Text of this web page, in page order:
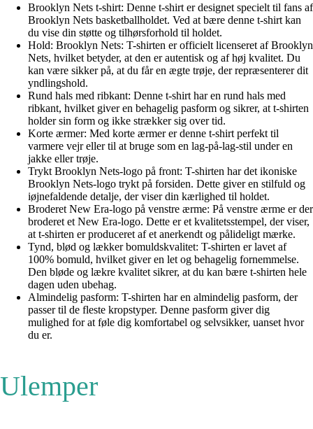
Brooklyn Nets t-shirt: Denne t-shirt er designet specielt til fans af
Brooklyn Nets basketballholdet. Ved at bære denne t-shirt kan
du vise din støtte og tilhørsforhold til holdet.
Hold: Brooklyn Nets: T-shirten er officielt licenseret af Brooklyn
Nets, hvilket betyder, at den er autentisk og af høj kvalitet. Du
kan være sikker på, at du får en ægte trøje, der repræsenterer dit
yndlingshold.
Rund hals med ribkant: Denne t-shirt har en rund hals med
ribkant, hvilket giver en behagelig pasform og sikrer, at t-shirten
holder sin form og ikke strækker sig over tid.
Korte ærmer: Med korte ærmer er denne t-shirt perfekt til
varmere vejr eller til at bruge som en lag-på-lag-stil under en
jakke eller trøje.
Trykt Brooklyn Nets-logo på front: T-shirten har det ikoniske
Brooklyn Nets-logo trykt på forsiden. Dette giver en stilfuld og
iøjnefaldende detalje, der viser din kærlighed til holdet.
Broderet New Era-logo på venstre ærme: På venstre ærme er der
broderet et New Era-logo. Dette er et kvalitetsstempel, der viser,
at t-shirten er produceret af et anerkendt og pålideligt mærke.
Tynd, blød og lækker bomuldskvalitet: T-shirten er lavet af
100% bomuld, hvilket giver en let og behagelig fornemmelse.
Den bløde og lækre kvalitet sikrer, at du kan bære t-shirten hele
dagen uden ubehag.
Almindelig pasform: T-shirten har en almindelig pasform, der
passer til de fleste kropstyper. Denne pasform giver dig
mulighed for at føle dig komfortabel og selvsikker, uanset hvor
du er.
Ulemper